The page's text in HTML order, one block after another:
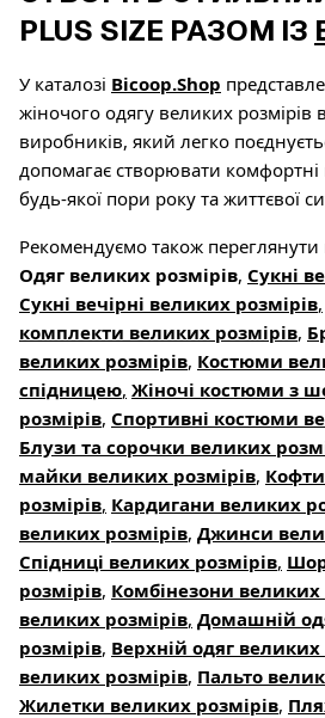
PLUS SIZE РАЗОМ ІЗ
У каталозі Bicoop.Shop
жіночого одягу великих розмірів
виробників, який легко
допомагає створювати комфортні
будь-якої пори року та життєвої
Рекомендуємо також переглянути
Одяг великих розмірів, Сукні
Сукні вечірні великих розмірів,
комплекти великих розмірів,
великих розмірів, Костюми
спідницею, Жіночі костюми з
розмірів, Спортивні костюми
Блузи та сорочки великих
майки великих розмірів,
розмірів, Кардигани великих
великих розмірів, Джинси
Спідниці великих розмірів,
розмірів, Комбінезони великих
великих розмірів, Домашній
розмірів, Верхній одяг великих
великих розмірів, Пальто
Жилетки великих розмірів,